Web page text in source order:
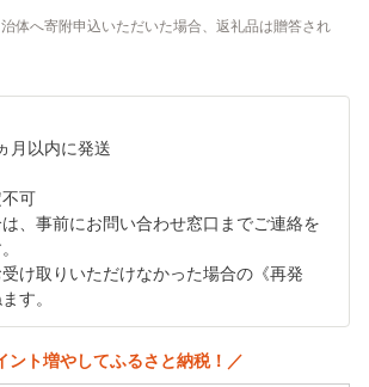
体へ寄附申込いただいた場合、返礼品は贈答され
月以内に発送
可
、事前にお問い合わせ窓口までご連絡を
け取りいただけなかった場合の《再発
す。
ント増やしてふるさと納税！／